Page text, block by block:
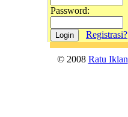
Password:
Registrasi?
© 2008 Ratu Iklan